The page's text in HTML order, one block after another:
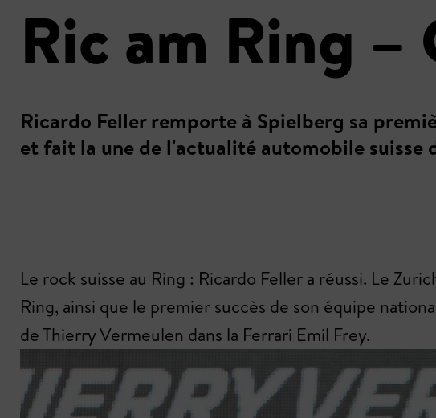
Ric am Ring –
Ricardo Feller remporte à Spielberg sa
et fait la une de l'actualité automobile suisse
Le rock suisse au Ring : Ricardo Feller a réussi. Le
Ring, ainsi que le premier succès de son équipe
de Thierry Vermeulen dans la Ferrari Emil Frey.